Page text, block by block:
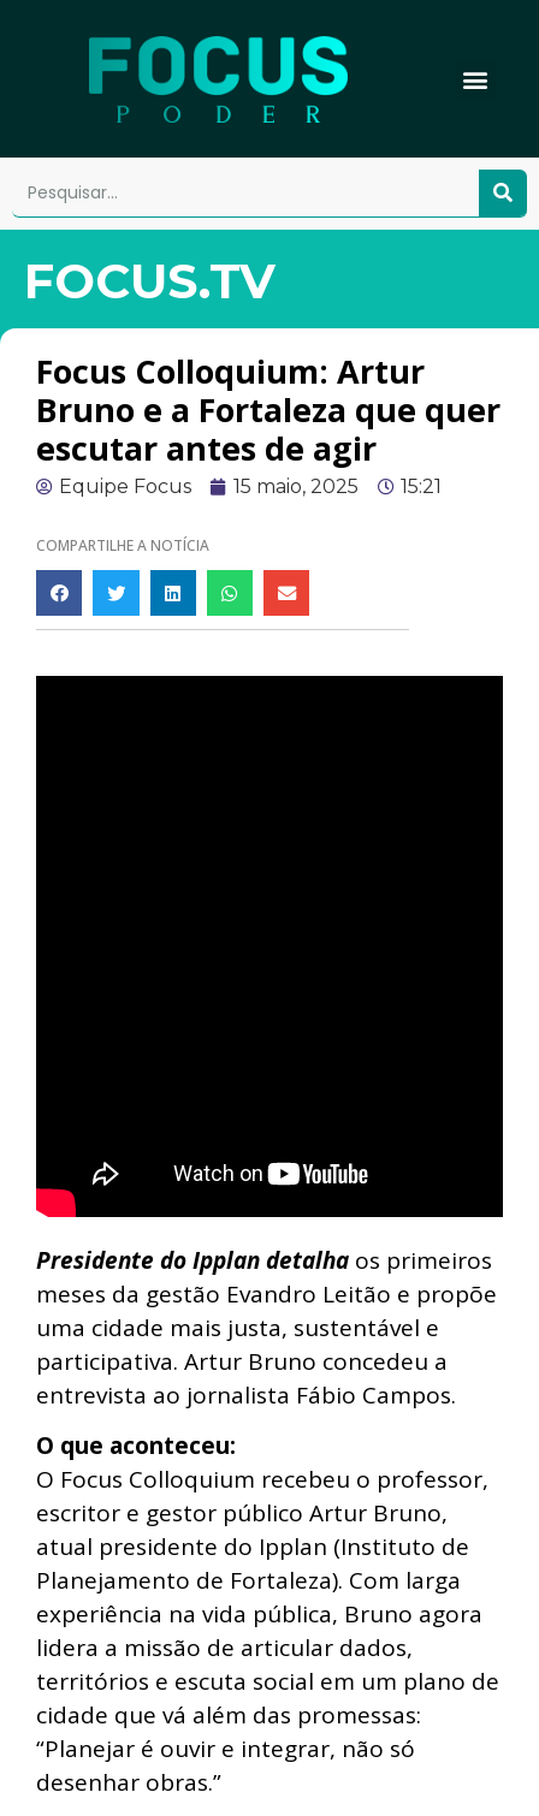
FOCUS.TV
Focus Colloquium: Artur
Bruno e a Fortaleza que quer
escutar antes de agir
Equipe Focus 15 maio, 2025 15:21
COMPARTILHE A NOTÍCIA
Presidente do Ipplan detalha os primeiros
meses da gestão Evandro Leitão e propõe
uma cidade mais justa, sustentável e
participativa. Artur Bruno concedeu a
entrevista ao jornalista Fábio Campos.
O que aconteceu:
O Focus Colloquium recebeu o professor,
escritor e gestor público Artur Bruno,
atual presidente do Ipplan (Instituto de
Planejamento de Fortaleza). Com larga
experiência na vida pública, Bruno agora
lidera a missão de articular dados,
territórios e escuta social em um plano de
cidade que vá além das promessas:
“Planejar é ouvir e integrar, não só
desenhar obras.”